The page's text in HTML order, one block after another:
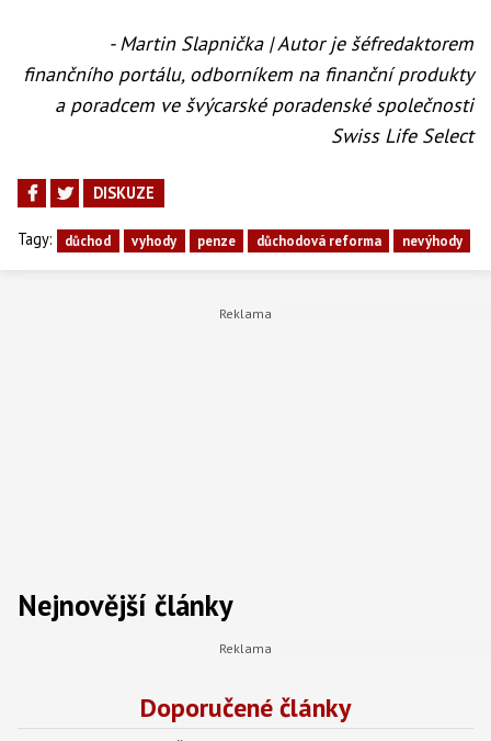
- Martin Slapnička | Autor je šéfredaktorem
finančního portálu, odborníkem na finanční produkty
a poradcem ve švýcarské poradenské společnosti
Swiss Life Select
DISKUZE
Tagy: důchod vyhody penze důchodová reforma nevýhody
Nejnovější články
Doporučené články